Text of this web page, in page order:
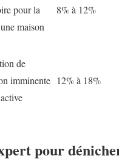
pour la
maison
8% à 12%
de
imminente 12% à 18%
pour